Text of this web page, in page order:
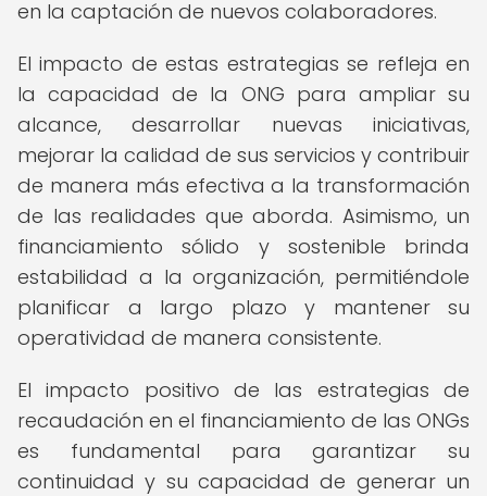
en la captación de nuevos colaboradores.
El impacto de estas estrategias se refleja en
la capacidad de la ONG para ampliar su
alcance, desarrollar nuevas iniciativas,
mejorar la calidad de sus servicios y contribuir
de manera más efectiva a la transformación
de las realidades que aborda. Asimismo, un
financiamiento sólido y sostenible brinda
estabilidad a la organización, permitiéndole
planificar a largo plazo y mantener su
operatividad de manera consistente.
El impacto positivo de las estrategias de
recaudación en el financiamiento de las ONGs
es fundamental para garantizar su
continuidad y su capacidad de generar un